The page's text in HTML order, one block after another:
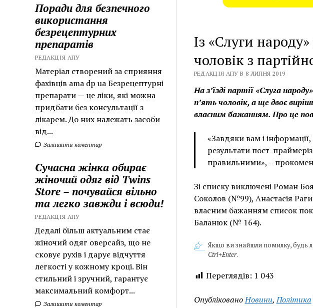
Поради для безпечного
використання
безрецептурних
препаратів
РЕДАКЦІЯ АПУ
Матеріал створений за сприяння
фахівців ama dp ua Безрецептурні
препарати — це ліки, які можна
придбати без консультації з
лікарем. До них належать засоби
від...
Залишити коментар
Сучасна жінка обирає
жіночий одяг від Twins
Store – почувайся вільно
та легко завжди і всюди!
РЕДАКЦІЯ АПУ
Дедалі більш актуальним стає
жіночий одяг оверсайз, що не
сковує рухів і дарує відчуття
легкості у кожному кроці. Він
стильний і зручний, гарантує
максимальний комфорт...
Залишити коментар
Із «Слуги
чоловік з
РЕДАКЦІЯ АПУ В 8 ЛИПНЯ 2019
На з’їзді партії «Слуга
п’ять чоловік, а ще двоє
власним бажанням. Про це
«Завдяки вам і
результати пост-
правильними», –
Зі списку виключені Роман
Соколов (№99), Анастасія
власним бажанням список
Баланюк (№ 164).
Якщо ви знайшли помилку, будь
Ctrl+Enter.
Переглядів: 1 043
ОпублікованоНовини,Політика